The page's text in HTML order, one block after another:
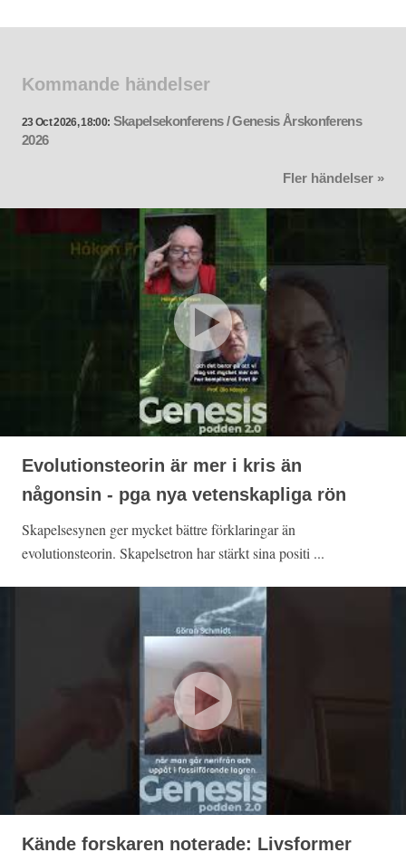
Kommande händelser
23 Oct 2026, 18:00: Skapelsekonferens / Genesis Årskonferens
2026
Fler händelser »
Evolutionsteorin är mer i kris än
någonsin - pga nya vetenskapliga rön
Skapelsesynen ger mycket bättre förklaringar än
evolutionsteorin. Skapelsetron har stärkt sina positi ...
Kände forskaren noterade: Livsformer